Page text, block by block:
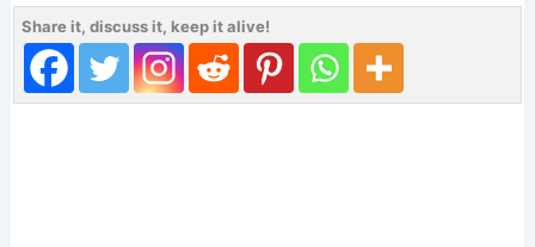
Share it, discuss it, keep it alive!